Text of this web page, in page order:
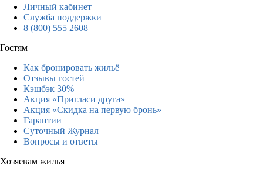
Личный кабинет
Служба поддержки
8 (800) 555 2608
Гостям
Как бронировать жильё
Отзывы гостей
Кэшбэк 30%
Акция «Пригласи друга»
Акция «Скидка на первую бронь»
Гарантии
Суточный Журнал
Вопросы и ответы
Хозяевам жилья